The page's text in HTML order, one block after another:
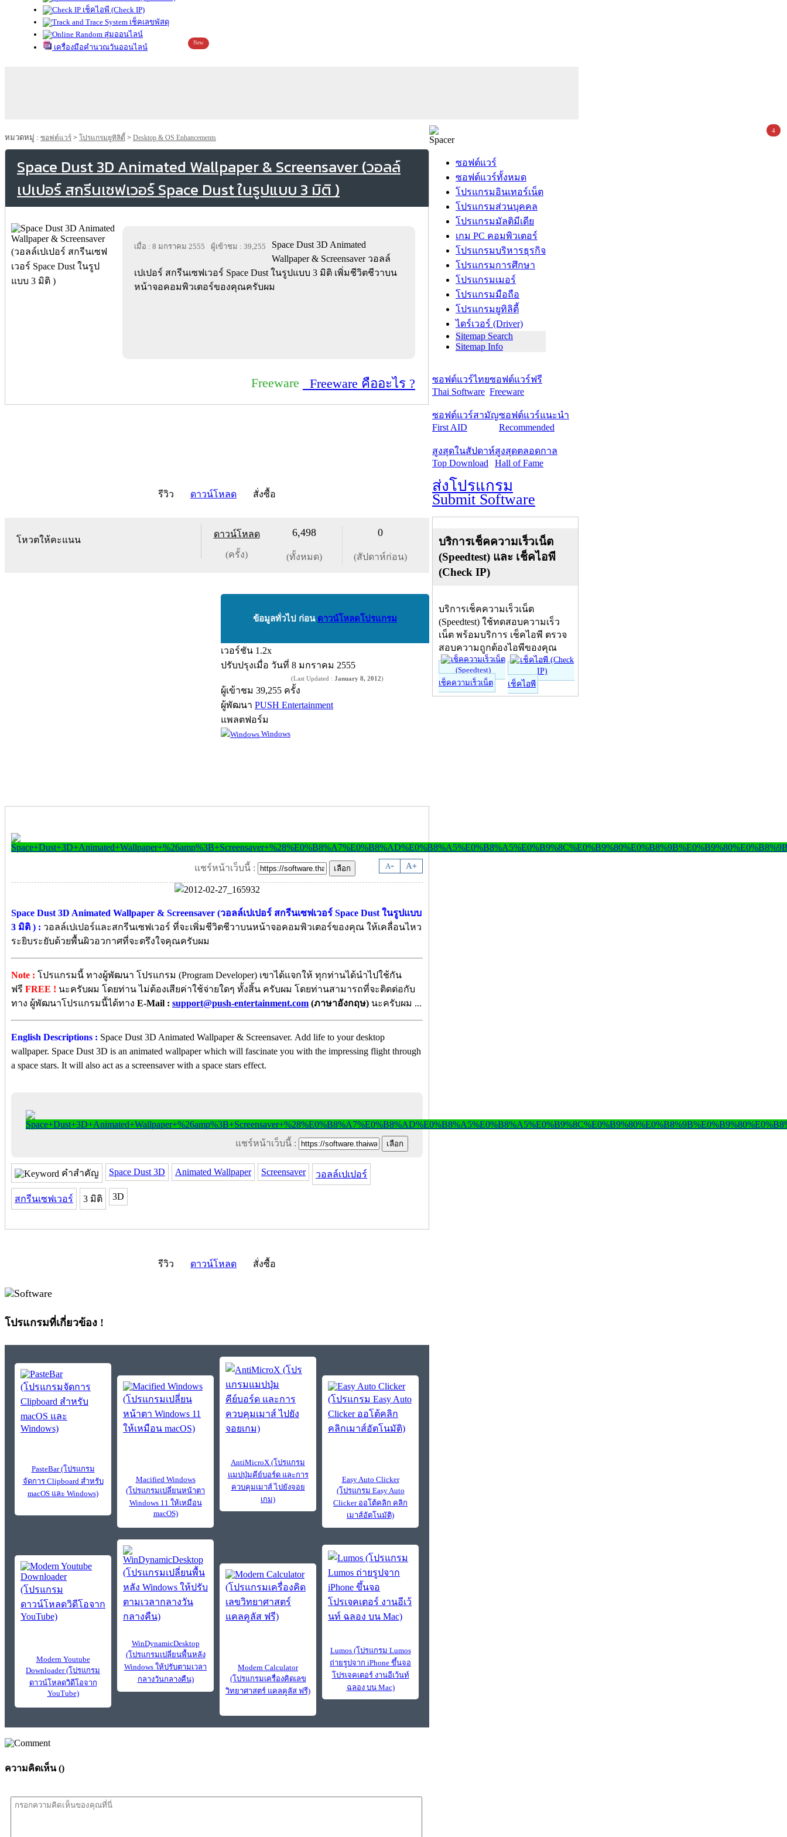
เช็คไอพี (Check IP)
เช็คเลขพัสดุ
สุ่มออนไลน์
เครื่องมือคำนวณวันออนไลน์
New
หมวดหมู่ : ซอฟต์แวร์ > โปรแกรมยูทิลิตี้ > Desktop & OS Enhancements
Space Dust 3D Animated Wallpaper & Screensaver (วอลล์
เปเปอร์ สกรีนเซฟเวอร์ Space Dust ในรูปแบบ 3 มิติ )
เมื่อ : 8 มกราคม 2555 ผู้เข้าชม : 39,255
Space Dust 3D Animated
Wallpaper & Screensaver วอลล์
เปเปอร์ สกรีนเซฟเวอร์ Space Dust ในรูปแบบ 3 มิติ เพิ่มชีวิตชีวาบน
หน้าจอคอมพิวเตอร์ของคุณครับผม
Freeware Freeware คืออะไร ?
รีวิว ดาวน์โหลด สั่งซื้อ
โหวตให้คะแนน
ดาวน์โหลด
(ครั้ง)
6,498
(ทั้งหมด)
0
(สัปดาห์ก่อน)
ข้อมูลทั่วไป ก่อน ดาวน์โหลดโปรแกรม
เวอร์ชัน 1.2x
ปรับปรุงเมื่อ วันที่ 8 มกราคม 2555
(Last Updated : January 8, 2012)
ผู้เข้าชม 39,255 ครั้ง
ผู้พัฒนา PUSH Entertainment
แพลตฟอร์ม
Windows
A- A+
แชร์หน้าเว็บนี้ :
Space Dust 3D Animated Wallpaper & Screensaver (วอลล์เปเปอร์ สกรีนเซฟเวอร์ Space Dust ในรูปแบบ
3 มิติ ) : วอลล์เปเปอร์และสกรีนเซฟเวอร์ ที่จะเพิ่มชีวิตชีวาบนหน้าจอคอมพิวเตอร์ของคุณ ให้เคลื่อนไหว
ระยิบระยับด้วยพื้นผิวอวกาศที่จะตรึงใจคุณครับผม
Note : โปรแกรมนี้ ทางผู้พัฒนา โปรแกรม (Program Developer) เขาได้แจกให้ ทุกท่านได้นำไปใช้กัน
ฟรี FREE ! นะครับผม โดยท่าน ไม่ต้องเสียค่าใช้จ่ายใดๆ ทั้งสิ้น ครับผม โดยท่านสามารถที่จะติดต่อกับ
ทาง ผู้พัฒนาโปรแกรมนี้ได้ทาง E-Mail : support@push-entertainment.com (ภาษาอังกฤษ) นะครับผม ...
English Descriptions : Space Dust 3D Animated Wallpaper & Screensaver. Add life to your desktop
wallpaper. Space Dust 3D is an animated wallpaper which will fascinate you with the impressing flight through
a space stars. It will also act as a screensaver with a space stars effect.
แชร์หน้าเว็บนี้ :
คำสำคัญ Space Dust 3D Animated Wallpaper Screensaver วอลล์เปเปอร์
สกรีนเซฟเวอร์ 3 มิติ 3D
รีวิว ดาวน์โหลด สั่งซื้อ
โปรแกรมที่เกี่ยวข้อง !
PasteBar (โปรแกรม
จัดการ Clipboard สำหรับ
macOS และ Windows)
Macified Windows
(โปรแกรมเปลี่ยนหน้าตา
Windows 11 ให้เหมือน
macOS)
AntiMicroX (โปรแกรม
แมปปุ่มคีย์บอร์ด และการ
ควบคุมเมาส์ ไปยังจอย
เกม)
Easy Auto Clicker
(โปรแกรม Easy Auto
Clicker ออโต้คลิก คลิก
เมาส์อัตโนมัติ)
Modern Youtube
Downloader (โปรแกรม
ดาวน์โหลดวิดีโอจาก
YouTube)
WinDynamicDesktop
(โปรแกรมเปลี่ยนพื้นหลัง
Windows ให้ปรับตามเวลา
กลางวันกลางคืน)
Modern Calculator
(โปรแกรมเครื่องคิดเลข
วิทยาศาสตร์ แคลคูลัส ฟรี)
Lumos (โปรแกรม Lumos
ถ่ายรูปจาก iPhone ขึ้นจอ
โปรเจคเตอร์ งานอีเว้นท์
ฉลอง บน Mac)
ความคิดเห็น ()
ซอฟต์แวร์
ซอฟต์แวร์ทั้งหมด
โปรแกรมอินเทอร์เน็ต
โปรแกรมส่วนบุคคล
โปรแกรมมัลติมีเดีย
เกม PC คอมพิวเตอร์
โปรแกรมบริหารธุรกิจ
โปรแกรมการศึกษา
โปรแกรมเมอร์
โปรแกรมมือถือ
โปรแกรมยูทิลิตี้
ไดร์เวอร์ (Driver)
Sitemap Search
Sitemap Info
ซอฟต์แวร์ไทย
Thai Software
ซอฟต์แวร์ฟรี
Freeware
ซอฟต์แวร์สามัญ
First AID
ซอฟต์แวร์แนะนำ
Recommended
สูงสุดในสัปดาห์
Top Download
สูงสุดตลอดกาล
Hall of Fame
ส่งโปรแกรม
Submit Software
บริการเช็คความเร็วเน็ต
(Speedtest) และ เช็คไอพี
(Check IP)
บริการเช็คความเร็วเน็ต
(Speedtest) ใช้ทดสอบความเร็ว
เน็ต พร้อมบริการ เช็คไอพี ตรวจ
สอบความถูกต้องไอพีของคุณ
เช็คความเร็วเน็ต เช็คไอพี
4